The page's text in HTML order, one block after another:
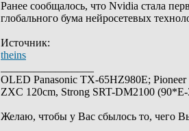
Ранее сообщалось, что Nvidia стала
глобального бума нейросетевых
Источник:
theins
OLED Panasonic TX-65HZ980E;
ZXC 120cm, Strong SRT-DM2100
Желаю, чтобы у Вас сбылось то, чего